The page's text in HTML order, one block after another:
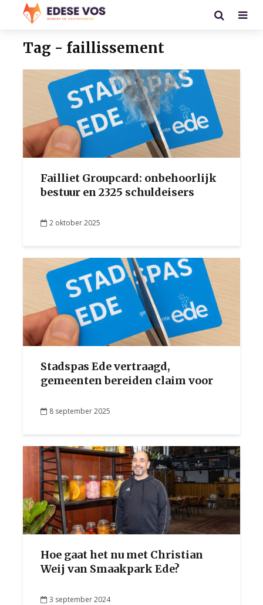
Tag - faillissement
Failliet Groupcard: onbehoorlijk
bestuur en 2325 schuldeisers
2 oktober 2025
Stadspas Ede vertraagd,
gemeenten bereiden claim voor
8 september 2025
Hoe gaat het nu met Christian
Weij van Smaakpark Ede?
3 september 2024